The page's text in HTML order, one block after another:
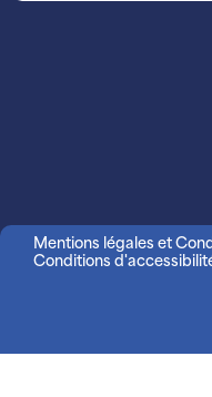
Mentions légales et
Conditions